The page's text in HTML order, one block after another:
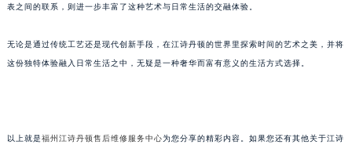
表之间的联系，则进一步丰富了这种艺术与日常生活的交融体验。
无论是通过传统工艺还是现代创新手段，在江诗丹顿的世界里探索时间的艺术之美，并将
这份独特体验融入日常生活之中，无疑是一种奢华而富有意义的生活方式选择。
以上就是福州江诗丹顿售后维修服务中心为您分享的精彩内容。如果您还有其他关于江诗